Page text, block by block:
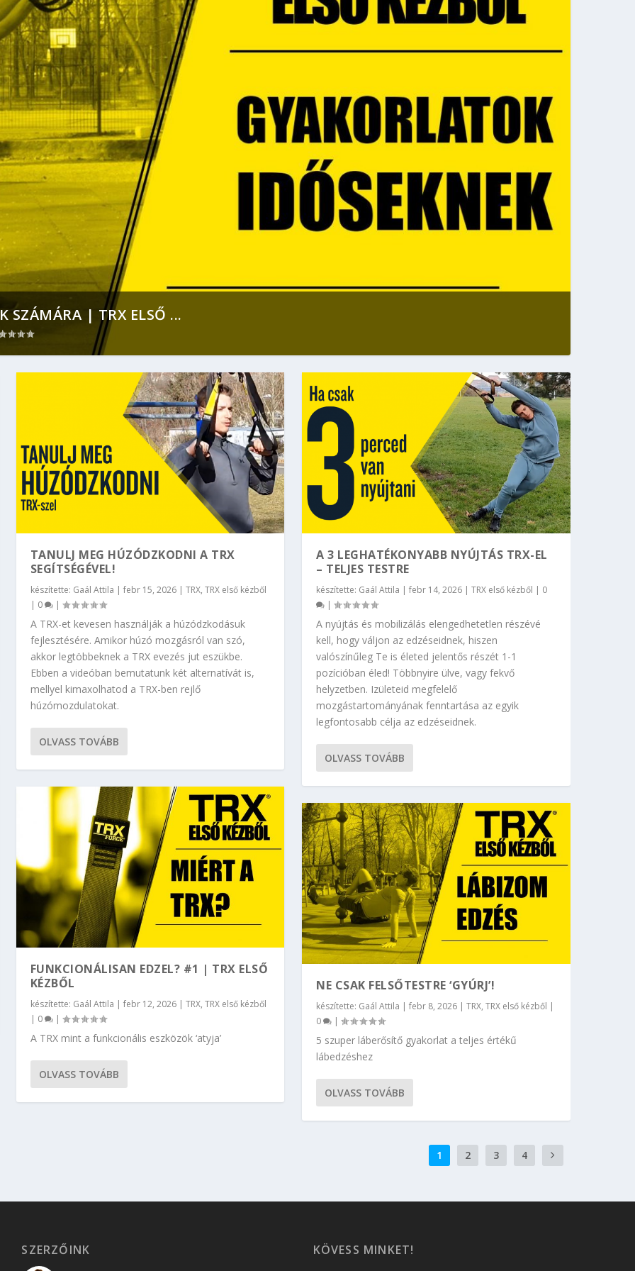
SZÁMÁRA | TRX ELSŐ ...
EL – TELJES T...
KÉZBŐL
KÉZBŐL
TANULJ MEG HÚZÓDZKODNI A TRX
SEGÍTSÉGÉVEL!
készítette: Gaál Attila | febr 15, 2026| TRX, TRX első kézből
| 0 |
A TRX-et kevesen használják a húzódzkodásuk
fejlesztésére. Amikor húzó mozgásról van szó,
akkor legtöbbeknek a TRX evezés jut eszükbe.
Ebben a videóban bemutatunk két alternatívát is,
mellyel kimaxolhatod a TRX-ben rejlő
húzómozdulatokat.
OLVASS TOVÁBB
FUNKCIONÁLISAN EDZEL? #1 | TRX ELSŐ
KÉZBŐL
készítette: Gaál Attila | febr 12, 2026| TRX, TRX első kézből
| 0 |
A TRX mint a funkcionális eszközök ‘atyja’
OLVASS TOVÁBB
A 3 LEGHATÉKONYABB NYÚJTÁS TRX-EL
– TELJES TESTRE
készítette: Gaál Attila |febr 14, 2026 |TRX első kézből | 0
|
A nyújtás és mobilizálás elengedhetetlen részévé
kell, hogy váljon az edzéseidnek, hiszen
valószínűleg Te is életed jelentős részét 1-1
pozícióban éled! Többnyire ülve, vagy fekvő
helyzetben. Izületeid megfelelő
mozgástartományának fenntartása az egyik
legfontosabb célja az edzéseidnek.
OLVASS TOVÁBB
NE CSAK FELSŐTESTRE ‘GYÚRJ’!
készítette: Gaál Attila |febr 8, 2026 |TRX,TRX első kézből |
0
|
5 szuper láberősítő gyakorlat a teljes értékű
lábedzéshez
OLVASS TOVÁBB
1 2 3 4
SZERZŐINK KÖVESS MINKET!